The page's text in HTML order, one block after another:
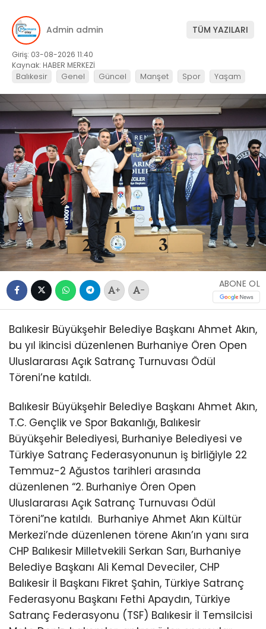
Admin admin TÜM YAZILARI
Giriş: 03-08-2026 11:40
Kaynak: HABER MERKEZİ
Balıkesir Genel Güncel Manşet Spor Yaşam
+ -
ABONE OL
Balıkesir Büyükşehir Belediye Başkanı Ahmet Akın,
bu yıl ikincisi düzenlenen Burhaniye Ören Open
Uluslararası Açık Satranç Turnuvası Ödül
Töreni’ne katıldı.
Balıkesir Büyükşehir Belediye Başkanı Ahmet Akın,
T.C. Gençlik ve Spor Bakanlığı, Balıkesir
Büyükşehir Belediyesi, Burhaniye Belediyesi ve
Türkiye Satranç Federasyonunun iş birliğiyle 22
Temmuz-2 Ağustos tarihleri arasında
düzenlenen “2. Burhaniye Ören Open
Uluslararası Açık Satranç Turnuvası Ödül
Töreni”ne katıldı. Burhaniye Ahmet Akın Kültür
Merkezi’nde düzenlenen törene Akın’ın yanı sıra
CHP Balıkesir Milletvekili Serkan Sarı, Burhaniye
Belediye Başkanı Ali Kemal Deveciler, CHP
Balıkesir İl Başkanı Fikret Şahin, Türkiye Satranç
Federasyonu Başkanı Fethi Apaydın, Türkiye
Satranç Federasyonu (TSF) Balıkesir İl Temsilcisi